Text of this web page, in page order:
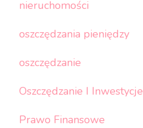
nieruchomości
oszczędzania pieniędzy
oszczędzanie
Oszczędzanie I Inwestycje
Prawo Finansowe